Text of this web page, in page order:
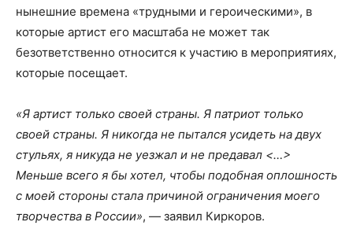
нынешние времена «трудными и героическими», в
которые артист его масштаба не может так
безответственно относится к участию в мероприятиях,
которые посещает.
«Я артист только своей страны. Я патриот только
своей страны. Я никогда не пытался усидеть на двух
стульях, я никуда не уезжал и не предавал <…>
Меньше всего я бы хотел, чтобы подобная оплошность
с моей стороны стала причиной ограничения моего
творчества в России», — заявил Киркоров.